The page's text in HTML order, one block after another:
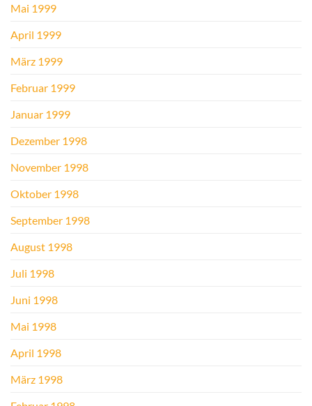
Mai 1999
April 1999
März 1999
Februar 1999
Januar 1999
Dezember 1998
November 1998
Oktober 1998
September 1998
August 1998
Juli 1998
Juni 1998
Mai 1998
April 1998
März 1998